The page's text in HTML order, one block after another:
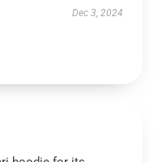
Dec 3, 2024